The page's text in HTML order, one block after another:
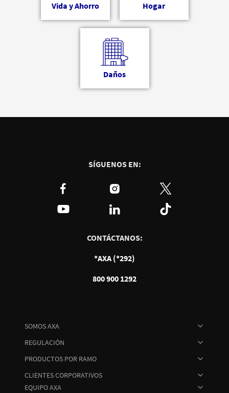
Vida y Ahorro Hogar
Daños
SÍGUENOS EN:
CONTÁCTANOS:
*AXA (*292)
800 900 1292
SOMOS AXA
REGULACIÓN
PRODUCTOS POR RAMO
CLIENTES CORPORATIVOS
EQUIPO AXA